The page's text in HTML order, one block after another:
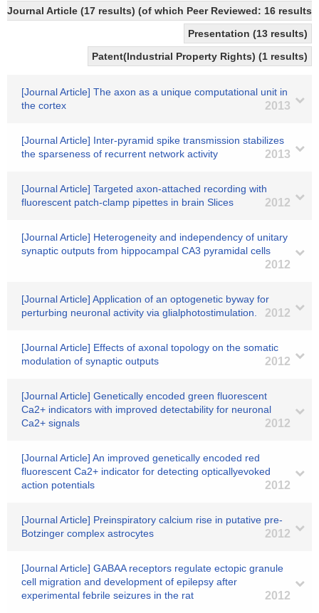
Journal Article (17 results) (of which Peer Reviewed: 16 results)
Presentation (13 results)
Patent(Industrial Property Rights) (1 results)
[Journal Article] The axon as a unique computational unit in
the cortex
2013
[Journal Article] Inter-pyramid spike transmission stabilizes
the sparseness of recurrent network activity
2013
[Journal Article] Targeted axon-attached recording with
fluorescent patch-clamp pipettes in brain Slices
2012
[Journal Article] Heterogeneity and independency of unitary
synaptic outputs from hippocampal CA3 pyramidal cells
2012
[Journal Article] Application of an optogenetic byway for
perturbing neuronal activity via glialphotostimulation.
2012
[Journal Article] Effects of axonal topology on the somatic
modulation of synaptic outputs
2012
[Journal Article] Genetically encoded green fluorescent
Ca2+ indicators with improved detectability for neuronal
Ca2+ signals
2012
[Journal Article] An improved genetically encoded red
fluorescent Ca2+ indicator for detecting opticallyevoked
action potentials
2012
[Journal Article] Preinspiratory calcium rise in putative pre-
Botzinger complex astrocytes
2012
[Journal Article] GABAA receptors regulate ectopic granule
cell migration and development of epilepsy after
experimental febrile seizures in the rat
2012